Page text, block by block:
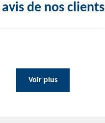
avis de nos clients
Voir plus